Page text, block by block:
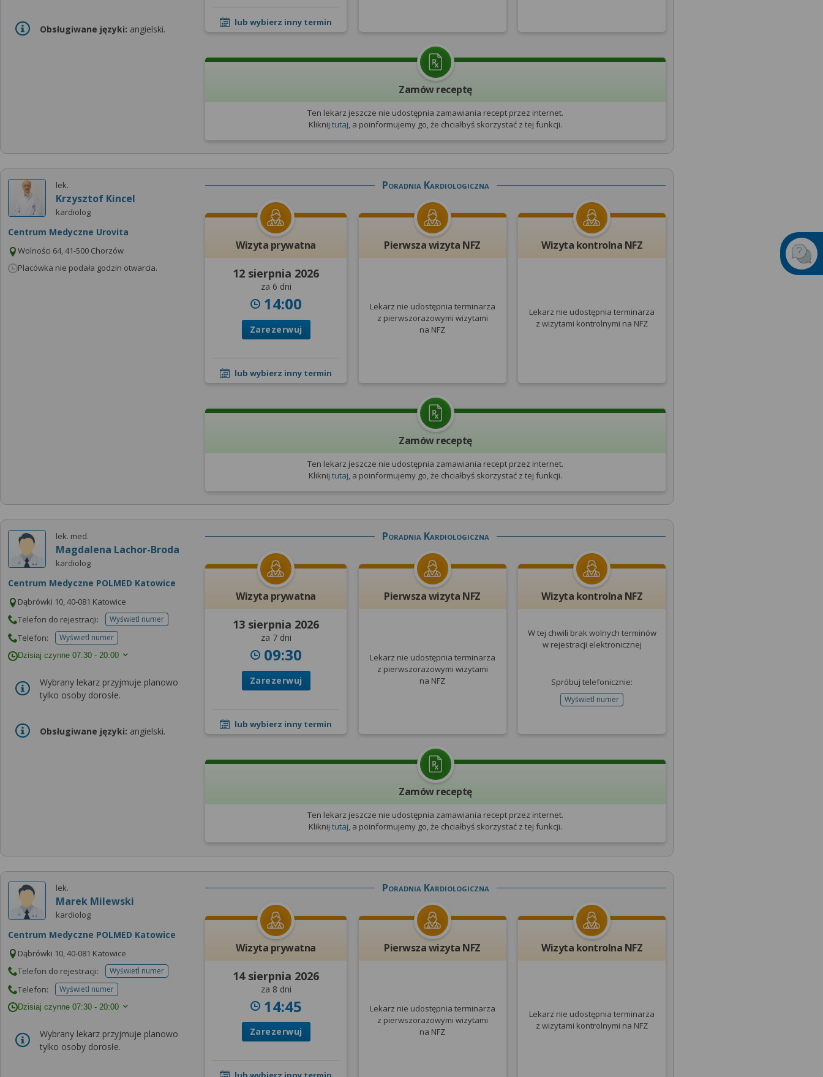
Obsługiwane języki: angielski.
lub wybierz inny termin
Zamów receptę
Ten lekarz jeszcze nie udostępnia zamawiania recept przez internet.
Kliknijtutaj , a poinformujemy go, że chciałbyś skorzystać z tej funkcji.
lek.
Krzysztof Kincel
kardiolog
Centrum Medyczne Urovita
Wolności 64, 41-500 Chorzów
Placówka nie podała godzin otwarcia.
Poradnia Kardiologiczna
Wizyta prywatna
12 sierpnia 2026
za 6 dni
14:00
Zarezerwuj
lub wybierz inny termin
Pierwsza wizyta NFZ
Lekarz nie udostępnia terminarza
z pierwszorazowymi wizytami
na NFZ
Wizyta kontrolna NFZ
Lekarz nie udostępnia terminarza
z wizytami kontrolnymi na NFZ
Zamów receptę
Ten lekarz jeszcze nie udostępnia zamawiania recept przez internet.
Kliknijtutaj, a poinformujemy go, że chciałbyś skorzystać z tej funkcji.
lek. med.
Magdalena Lachor-Broda
kardiolog
Centrum Medyczne POLMED Katowice
Dąbrówki 10, 40-081 Katowice
Telefon do rejestracji:
Wyświetl numertelefonu do rejestracji
Telefon: Wyświetl numertelefonu do placowki
Dzisiaj czynne 07:30 - 20:00
Wybrany lekarz przyjmuje planowo
tylko osoby dorosłe.
Obsługiwane języki: angielski.
Poradnia Kardiologiczna
Wizyta prywatna
13 sierpnia 2026
za 7 dni
09:30
Zarezerwuj
lub wybierz inny termin
Pierwsza wizyta NFZ
Lekarz nie udostępnia terminarza
z pierwszorazowymi wizytami
na NFZ
Wizyta kontrolna NFZ
W tej chwili brak wolnych terminów
w rejestracji elektronicznej
Spróbuj telefonicznie:
Wyświetl numertelefonu do rejestracji
Zamów receptę
Ten lekarz jeszcze nie udostępnia zamawiania recept przez internet.
Kliknijtutaj, a poinformujemy go, że chciałbyś skorzystać z tej funkcji.
lek.
Marek Milewski
kardiolog
Centrum Medyczne POLMED Katowice
Dąbrówki 10, 40-081 Katowice
Telefon do rejestracji:
Wyświetl numertelefonu do rejestracji
Telefon: Wyświetl numertelefonu do placowki
Dzisiaj czynne 07:30 - 20:00
Wybrany lekarz przyjmuje planowo
tylko osoby dorosłe.
Poradnia Kardiologiczna
Wizyta prywatna
14 sierpnia 2026
za 8 dni
14:45
Zarezerwuj
Pierwsza wizyta NFZ
Lekarz nie udostępnia terminarza
z pierwszorazowymi wizytami
na NFZ
Wizyta kontrolna NFZ
Lekarz nie udostępnia terminarza
z wizytami kontrolnymi na NFZ